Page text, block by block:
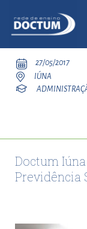
27/05/2017
IÚNA
Doctum
Previdência